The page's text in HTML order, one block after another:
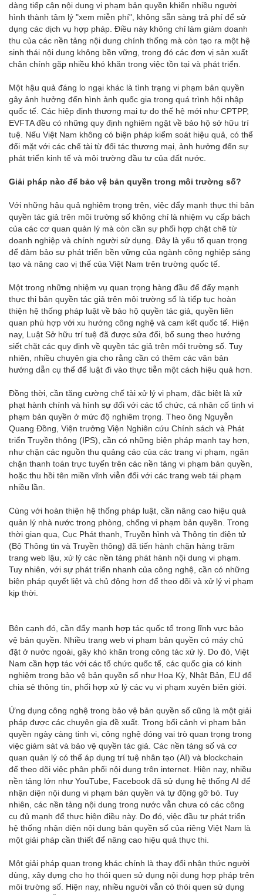
dàng tiếp cận nội dung vi phạm bản quyền khiến nhiều người
hình thành tâm lý "xem miễn phí", không sẵn sàng trả phí để sử
dụng các dịch vụ hợp pháp. Điều này không chỉ làm giảm doanh
thu của các nền tảng nội dung chính thống mà còn tạo ra một hệ
sinh thái nội dung không bền vững, trong đó các đơn vị sản xuất
chân chính gặp nhiều khó khăn trong việc tồn tại và phát triển.
Một hậu quả đáng lo ngại khác là tình trạng vi phạm bản quyền
gây ảnh hưởng đến hình ảnh quốc gia trong quá trình hội nhập
quốc tế. Các hiệp định thương mại tự do thế hệ mới như CPTPP,
EVFTA đều có những quy định nghiêm ngặt về bảo hộ sở hữu trí
tuệ. Nếu Việt Nam không có biện pháp kiểm soát hiệu quả, có thể
đối mặt với các chế tài từ đối tác thương mại, ảnh hưởng đến sự
phát triển kinh tế và môi trường đầu tư của đất nước.
Giải pháp nào để bảo vệ bản quyền trong môi trường số?
Với những hậu quả nghiêm trọng trên, việc đẩy mạnh thực thi bản
quyền tác giả trên môi trường số không chỉ là nhiệm vụ cấp bách
của các cơ quan quản lý mà còn cần sự phối hợp chặt chẽ từ
doanh nghiệp và chính người sử dụng. Đây là yếu tố quan trọng
để đảm bảo sự phát triển bền vững của ngành công nghiệp sáng
tạo và nâng cao vị thế của Việt Nam trên trường quốc tế.
Một trong những nhiệm vụ quan trọng hàng đầu để đẩy mạnh
thực thi bản quyền tác giả trên môi trường số là tiếp tục hoàn
thiện hệ thống pháp luật về bảo hộ quyền tác giả, quyền liên
quan phù hợp với xu hướng công nghệ và cam kết quốc tế. Hiện
nay, Luật Sở hữu trí tuệ đã được sửa đổi, bổ sung theo hướng
siết chặt các quy định về quyền tác giả trên môi trường số. Tuy
nhiên, nhiều chuyên gia cho rằng cần có thêm các văn bản
hướng dẫn cụ thể để luật đi vào thực tiễn một cách hiệu quả hơn.
Đồng thời, cần tăng cường chế tài xử lý vi phạm, đặc biệt là xử
phạt hành chính và hình sự đối với các tổ chức, cá nhân cố tình vi
phạm bản quyền ở mức độ nghiêm trọng. Theo ông Nguyễn
Quang Đồng, Viện trưởng Viện Nghiên cứu Chính sách và Phát
triển Truyền thông (IPS), cần có những biện pháp mạnh tay hơn,
như chặn các nguồn thu quảng cáo của các trang vi phạm, ngăn
chặn thanh toán trực tuyến trên các nền tảng vi phạm bản quyền,
hoặc thu hồi tên miền vĩnh viễn đối với các trang web tái phạm
nhiều lần.
Cùng với hoàn thiện hệ thống pháp luật, cần nâng cao hiệu quả
quản lý nhà nước trong phòng, chống vi phạm bản quyền. Trong
thời gian qua, Cục Phát thanh, Truyền hình và Thông tin điện tử
(Bộ Thông tin và Truyền thông) đã tiến hành chặn hàng trăm
trang web lậu, xử lý các nền tảng phát hành nội dung vi phạm.
Tuy nhiên, với sự phát triển nhanh của công nghệ, cần có những
biện pháp quyết liệt và chủ động hơn để theo dõi và xử lý vi phạm
kịp thời.
Bên cạnh đó, cần đẩy mạnh hợp tác quốc tế trong lĩnh vực bảo
vệ bản quyền. Nhiều trang web vi phạm bản quyền có máy chủ
đặt ở nước ngoài, gây khó khăn trong công tác xử lý. Do đó, Việt
Nam cần hợp tác với các tổ chức quốc tế, các quốc gia có kinh
nghiệm trong bảo vệ bản quyền số như Hoa Kỳ, Nhật Bản, EU để
chia sẻ thông tin, phối hợp xử lý các vụ vi phạm xuyên biên giới.
Ứng dụng công nghệ trong bảo vệ bản quyền số cũng là một giải
pháp được các chuyên gia đề xuất. Trong bối cảnh vi phạm bản
quyền ngày càng tinh vi, công nghệ đóng vai trò quan trọng trong
việc giám sát và bảo vệ quyền tác giả. Các nền tảng số và cơ
quan quản lý có thể áp dụng trí tuệ nhân tạo (AI) và blockchain
để theo dõi việc phân phối nội dung trên internet. Hiện nay, nhiều
nền tảng lớn như YouTube, Facebook đã sử dụng hệ thống AI để
nhận diện nội dung vi phạm bản quyền và tự động gỡ bỏ. Tuy
nhiên, các nền tảng nội dung trong nước vẫn chưa có các công
cụ đủ mạnh để thực hiện điều này. Do đó, việc đầu tư phát triển
hệ thống nhận diện nội dung bản quyền số của riêng Việt Nam là
một giải pháp cần thiết để nâng cao hiệu quả thực thi.
Một giải pháp quan trọng khác chính là thay đổi nhận thức người
dùng, xây dựng cho họ thói quen sử dụng nội dung hợp pháp trên
môi trường số. Hiện nay, nhiều người vẫn có thói quen sử dụng